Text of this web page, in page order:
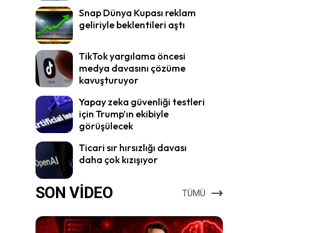
Snap Dünya Kupası reklam
geliriyle beklentileri aştı
TikTok yargılama öncesi
medya davasını çözüme
kavuşturuyor
Yapay zeka güvenliği testleri
için Trump’ın ekibiyle
görüşülecek
Ticari sır hırsızlığı davası
daha çok kızışıyor
SON VİDEO TÜMÜ